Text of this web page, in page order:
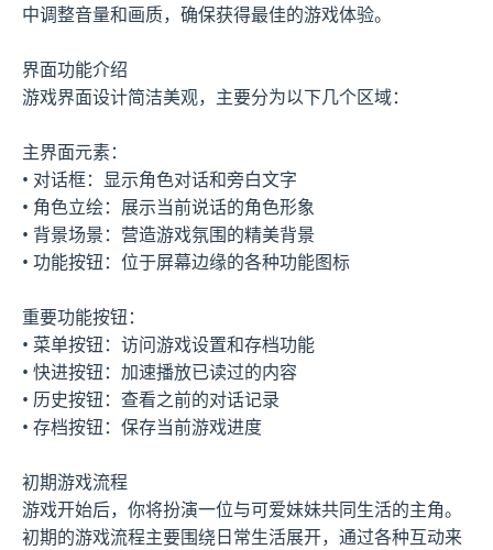
中调整音量和画质，确保获得最佳的游戏体验。
界面功能介绍
游戏界面设计简洁美观，主要分为以下几个区域：
主界面元素：
• 对话框：显示角色对话和旁白文字
• 角色立绘：展示当前说话的角色形象
• 背景场景：营造游戏氛围的精美背景
• 功能按钮：位于屏幕边缘的各种功能图标
重要功能按钮：
• 菜单按钮：访问游戏设置和存档功能
• 快进按钮：加速播放已读过的内容
• 历史按钮：查看之前的对话记录
• 存档按钮：保存当前游戏进度
初期游戏流程
游戏开始后，你将扮演一位与可爱妹妹共同生活的主角。
初期的游戏流程主要围绕日常生活展开，通过各种互动来